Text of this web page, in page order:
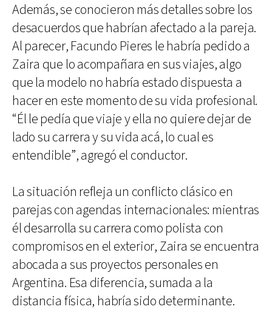
Además, se conocieron más detalles sobre los
desacuerdos que habrían afectado a la pareja.
Al parecer, Facundo Pieres le habría pedido a
Zaira que lo acompañara en sus viajes, algo
que la modelo no habría estado dispuesta a
hacer en este momento de su vida profesional.
“Él le pedía que viaje y ella no quiere dejar de
lado su carrera y su vida acá, lo cual es
entendible”, agregó el conductor.
La situación refleja un conflicto clásico en
parejas con agendas internacionales: mientras
él desarrolla su carrera como polista con
compromisos en el exterior, Zaira se encuentra
abocada a sus proyectos personales en
Argentina. Esa diferencia, sumada a la
distancia física, habría sido determinante.